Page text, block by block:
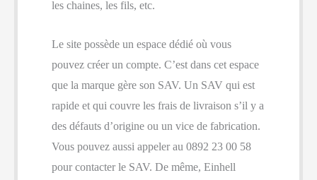
les chaines, les fils, etc.
Le site possède un espace dédié où vous
pouvez créer un compte. C’est dans cet espace
que la marque gère son SAV. Un SAV qui est
rapide et qui couvre les frais de livraison s’il y a
des défauts d’origine ou un vice de fabrication.
Vous pouvez aussi appeler au 0892 23 00 58
pour contacter le SAV. De même, Einhell